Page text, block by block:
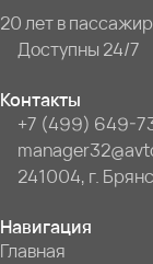
20 лет в
Доступны 24/7
Контакты
+7 (499) 649-
241004, г.
Навигация
Главная